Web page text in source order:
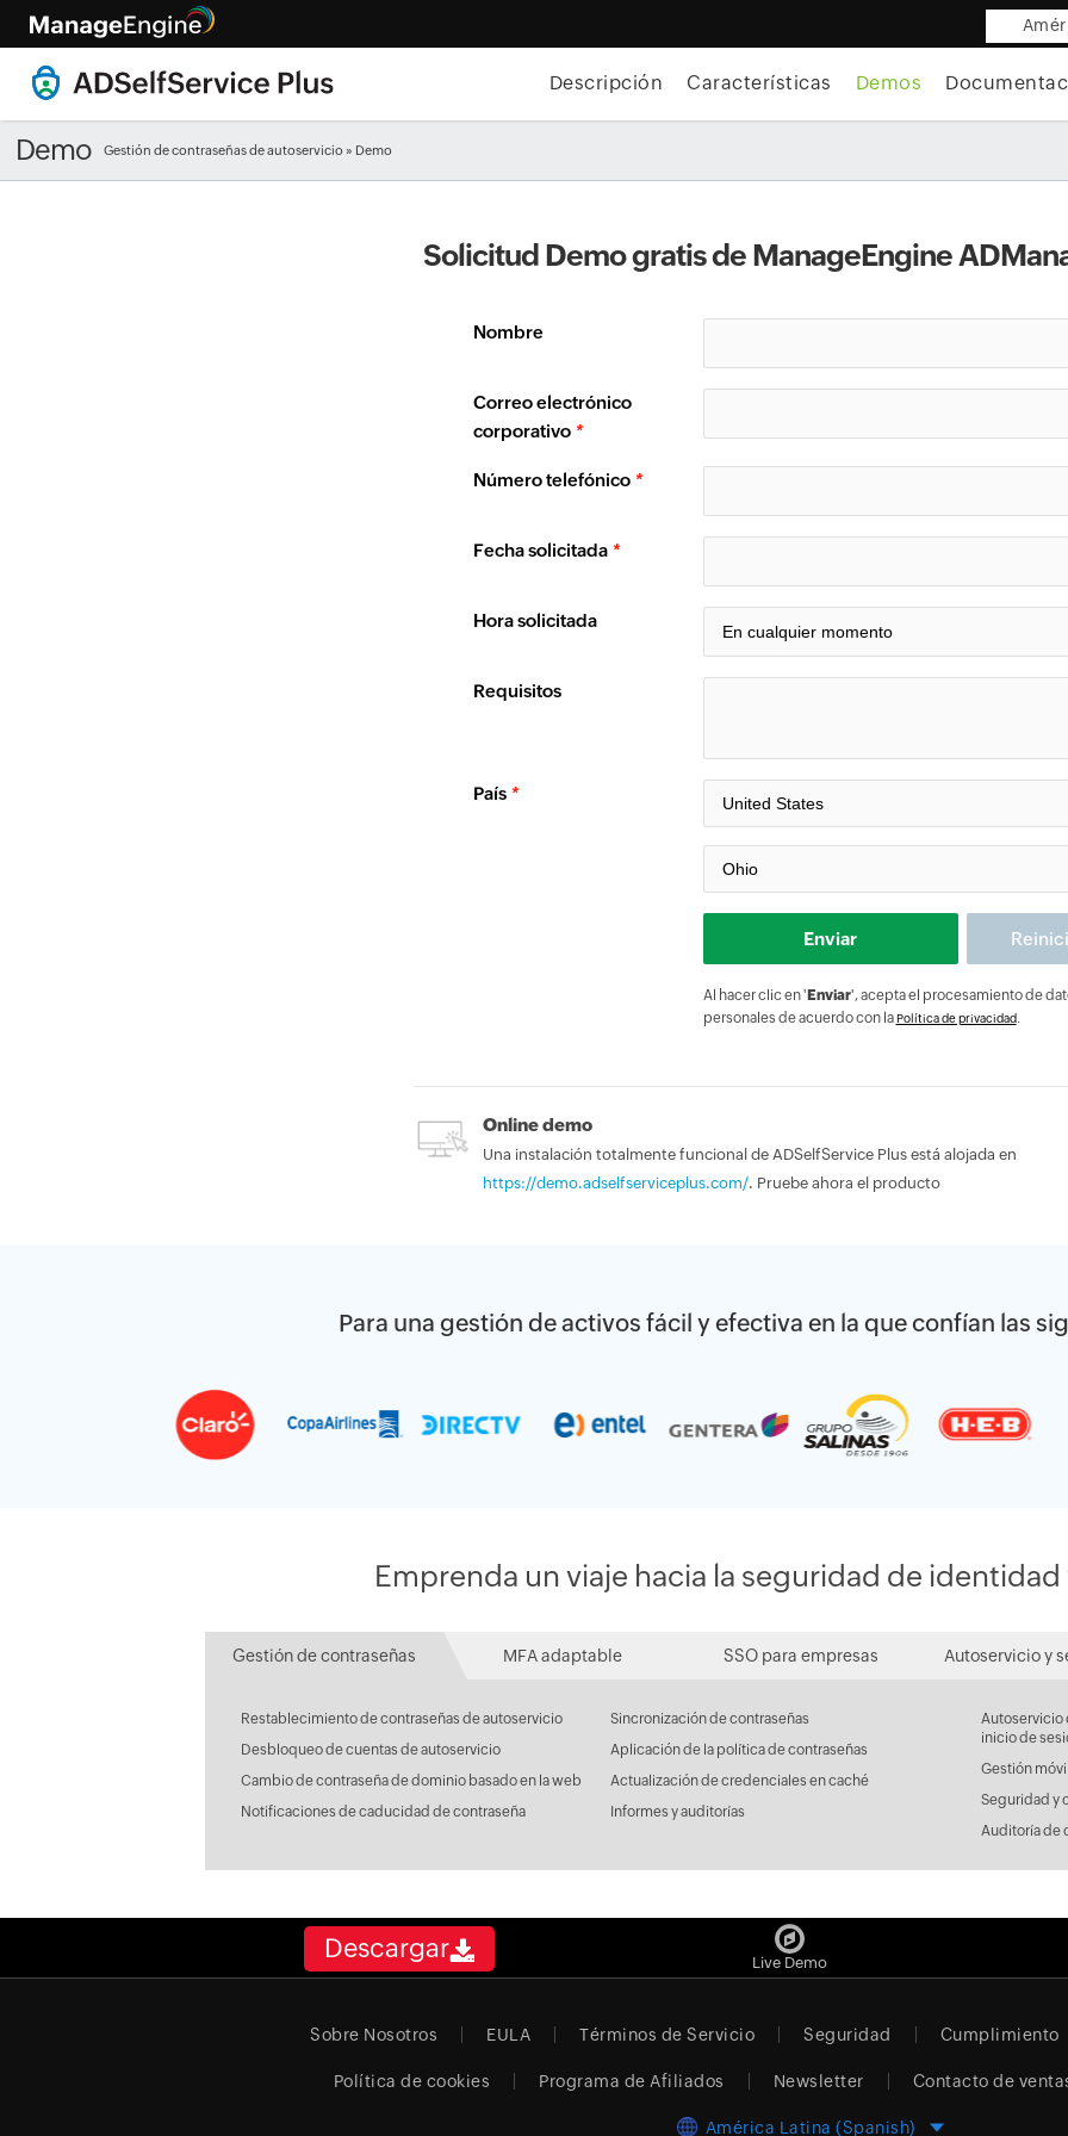
Descripción Características Demos
Demo Gestión de contraseñas de autoservicio » Demo
Solicitud Demo gratis de ManageEngine
Nombre
Correo electrónico
corporativo *
Número telefónico *
Fecha solicitada *
Hora solicitada
Requisitos
País *
Al hacer clic en ' Enviar', acepta el procesamiento de
personales de acuerdo con laPolítica de privacidad.
Online demo
Una instalación totalmente funcional de ADSelfService Plus está alojada en
https://demo.adselfserviceplus.com/. Pruebe ahora el producto
Para una gestión de activos fácil y efectiva en la que confían las
Emprenda un viaje hacia la seguridad de identidad
Gestión de contraseñas MFA adaptable SSO para empresas Autoservicio y
Restablecimiento de contraseñas de autoservicio
Desbloqueo de cuentas de autoservicio
Cambio de contraseña de dominio basado en la web
Notificaciones de caducidad de contraseña
Sincronización de contraseñas
Aplicación de la política de contraseñas
Actualización de credenciales en caché
Informes y auditorías
Autoservicio
inicio de
Gestión
Seguridad y
Auditoría de
Descargar Live Demo
Sobre Nosotros EULA Términos de Servicio Seguridad Cumplimiento
Política de cookies Programa de Afiliados Newsletter Contacto de
América Latina (Spanish)